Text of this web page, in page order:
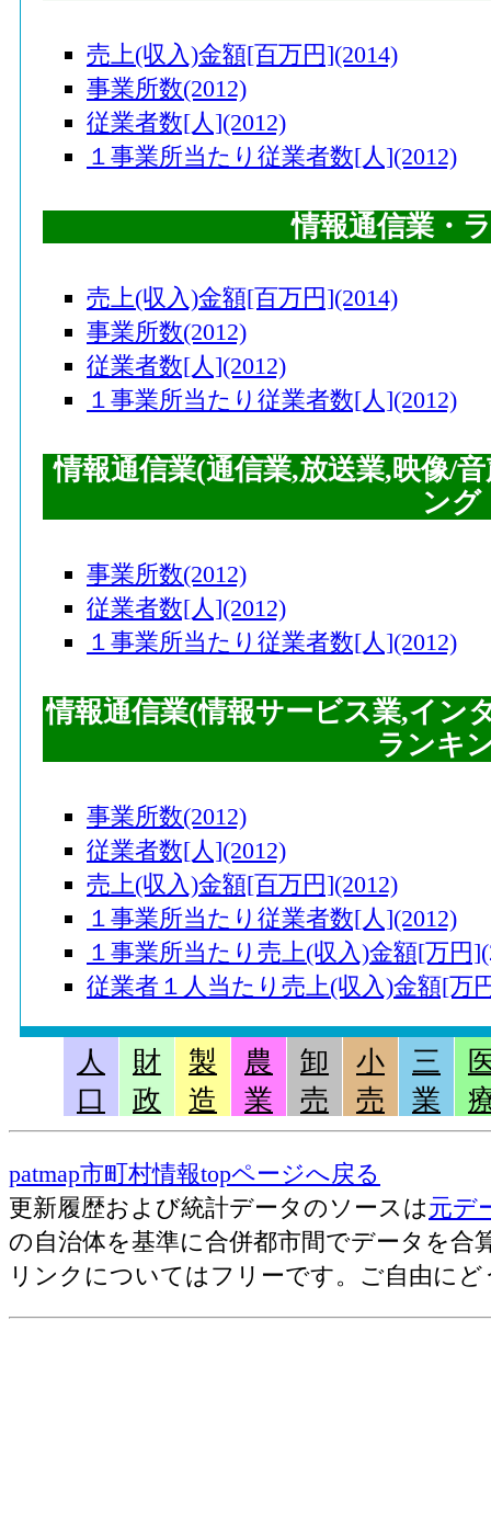
84
久山町(福岡県)
85
大和町(宮城県)
86
稲沢市(愛知県)
墨田区(東京都)
90
東松山市(埼玉県)
90
葛飾区(東京都)
92
潟上市(秋田県)
94
京丹波町(京都府)
95
中央区(東京都)
96
愛川町(神奈川県)
97
中標津町(北海道)
98
六ヶ所村(青森県)
100
曽爾村(奈良県)
101
松伏町(埼玉県)
102
寒川町(神奈川県)
103
越前町(福井県)
104
佐呂間町(北海道)
105
草津町(群馬県)
105
古賀市(福岡県)
107
基山町(佐賀県)
108
加須市(埼玉県)
108
南箕輪村(長野県)
110
海老名市(神奈川県)
111
桑名市(三重県)
112
斜里町(北海道)
112
多可町(兵庫県)
114
特別区部(東京都)
115
売上(収入)金額[百万円](2014)
事業所数(2012)
従業者数[人](2012)
１事業所当たり従業者数[人](2012)
情報通信業・
売上(収入)金額[百万円](2014)
事業所数(2012)
従業者数[人](2012)
１事業所当たり従業者数[人](2012)
情報通信業(通信業,放送業,映像/
ング
事業所数(2012)
従業者数[人](2012)
１事業所当たり従業者数[人](2012)
情報通信業(情報サービス業,イン
ランキ
事業所数(2012)
従業者数[人](2012)
売上(収入)金額[百万円](2012)
１事業所当たり従業者数[人](2012)
１事業所当たり売上(収入)金額[万円
従業者１人当たり売上(収入)金額[万
運輸業,郵便業
売上(収入)金額[百万円](2014)
事業所数(2012)
従業者数[人](2012)
１事業所当たり従業者数[人](2012)
人
口
財
政
製
造
農
業
卸
売
小
売
三
業
patmap市町村情報topページへ戻る
更新履歴および統計データのソースは元デ
の自治体を基準に合併都市間でデータを合
リンクについてはフリーです。ご自由にど